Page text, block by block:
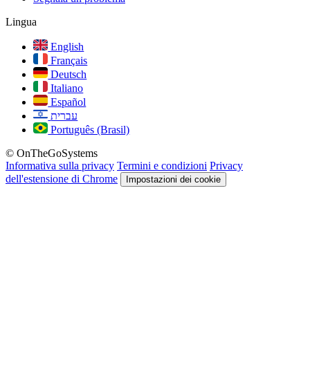
Lingua
English
Français
Deutsch
Italiano
Español
עברית
Português (Brasil)
© OnTheGoSystems
Informativa sulla privacy Termini e condizioni Privacy
dell'estensione di Chrome
Impostazioni dei cookie